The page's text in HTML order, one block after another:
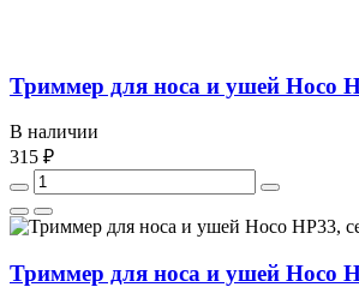
Триммер для носа и ушей Hoco
В наличии
315 ₽
Триммер для носа и ушей Hoco